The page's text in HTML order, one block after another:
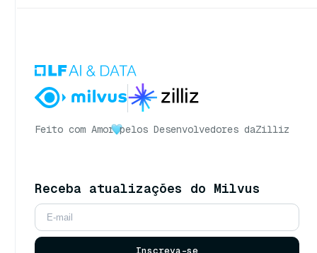
Feito com Amor pelos Desenvolvedores daZilliz
Receba atualizações do Milvus
Inscreva-se